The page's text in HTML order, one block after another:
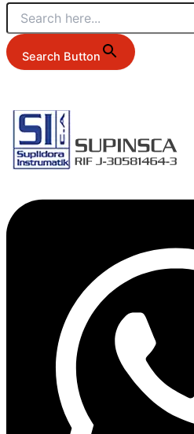
Search Button